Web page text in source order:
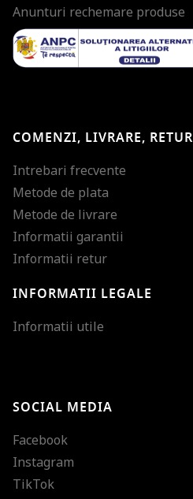
Anunturi rechemare produse
COMENZI, LIVRARE, RETUR
Intrebari frecvente
Metode de plata
Metode de livrare
Informatii garantii
Informatii retur
INFORMATII LEGALE
Informatii utile
SOCIAL MEDIA
Facebook
Instagram
TikTok